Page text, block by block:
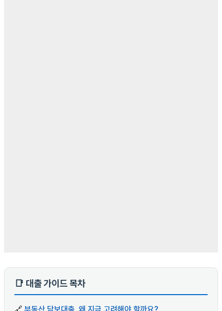
📑 대출 가이드 목차
🔗 부동산 담보대출, 왜 지금 고려해야 할까요?